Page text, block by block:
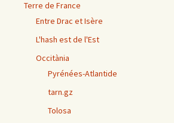
Terre de France
Entre Drac et Isère
L'hash est de l'Est
Occitània
Pyrénées-Atlantide
tarn.gz
Tolosa